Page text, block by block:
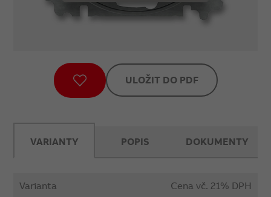
ULOŽIT DO PDF
VARIANTY
Varianta Cena vč. 21% DPH
POPIS DOKUMENTY